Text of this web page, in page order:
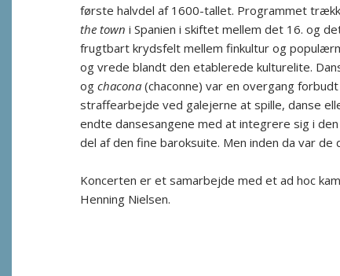
første halvdel af 1600-tallet. Programmet
the town i Spanien i skiftet mellem det 16. og
frugtbart krydsfelt mellem finkultur og
og vrede blandt den etablerede kulturelite.
og chacona (chaconne) var en overgang
straffearbejde ved galejerne at spille, danse
endte dansesangene med at integrere sig i
del af den fine baroksuite. Men inden da var de
Koncerten er et samarbejde med et ad hoc
Henning Nielsen.